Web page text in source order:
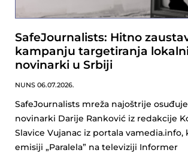
SafeJournalists: Hitno
kampanju targetiranja
novinarki u Srbiji
NUNS 06.07.2026.
SafeJournalists mreža najoštrije
novinarki Darije Ranković iz redakcije
Slavice Vujanac iz portala vamedia.info,
emisiji „Paralela” na televiziji Informer